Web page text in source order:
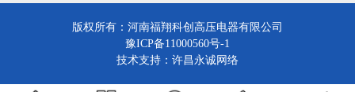
版权所有：河南福翔科创高压电器有限公司
豫ICP备11000560号-1
技术支持： 许昌永诚网络